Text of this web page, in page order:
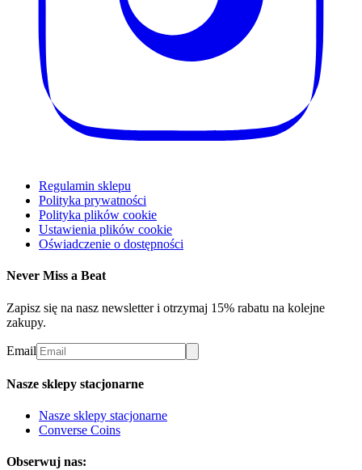
Regulamin sklepu
Polityka prywatności
Polityka plików cookie
Ustawienia plików cookie
Oświadczenie o dostępności
Never Miss a Beat
Zapisz się na nasz newsletter i otrzymaj 15% rabatu na kolejne
zakupy.
Email
Nasze sklepy stacjonarne
Nasze sklepy stacjonarne
Converse Coins
Obserwuj nas: